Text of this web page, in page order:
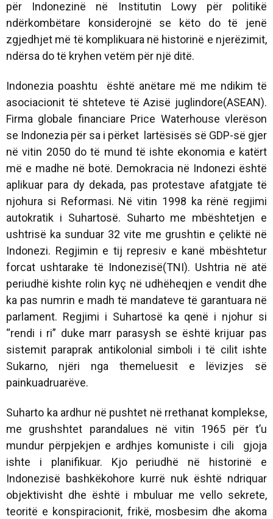
për Indonezinë në Institutin Lowy për politikë
ndërkombëtare konsiderojnë se këto do të jenë
zgjedhjet më të komplikuara në historinë e njerëzimit,
ndërsa do të kryhen vetëm për një ditë.
Indonezia poashtu është anëtare më me ndikim të
asociacionit të shteteve të Azisë juglindore(ASEAN).
Firma globale financiare Price Waterhouse vlerëson
se Indonezia për sa i përket lartësisës së GDP-së gjer
në vitin 2050 do të mund të ishte ekonomia e katërt
më e madhe në botë. Demokracia në Indonezi është
aplikuar para dy dekada, pas protestave afatgjate të
njohura si Reformasi. Në vitin 1998 ka rënë regjimi
autokratik i Suhartosë. Suharto me mbështetjen e
ushtrisë ka sunduar 32 vite me grushtin e çeliktë në
Indonezi. Regjimin e tij represiv e kanë mbështetur
forcat ushtarake të Indonezisë(TNI). Ushtria në atë
periudhë kishte rolin kyç në udhëheqjen e vendit dhe
ka pas numrin e madh të mandateve të garantuara në
parlament. Regjimi i Suhartosë ka qenë i njohur si
“rendi i ri” duke marr parasysh se është krijuar pas
sistemit paraprak antikolonial simboli i të cilit ishte
Sukarno, njëri nga themeluesit e lëvizjes së
painkuadruarëve.
Suharto ka ardhur në pushtet në rrethanat komplekse,
me grushshtet parandalues në vitin 1965 për t’u
mundur përpjekjen e ardhjes komuniste i cili gjoja
ishte i planifikuar. Kjo periudhë në historinë e
Indonezisë bashkëkohore kurrë nuk është ndriquar
objektivisht dhe është i mbuluar me vello sekrete,
teoritë e konspiracionit, frikë, mosbesim dhe akoma